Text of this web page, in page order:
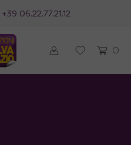
+39 06.22.77.21.12
0